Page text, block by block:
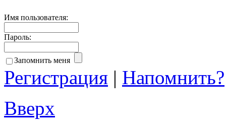
Имя пользователя:
Пароль:
Запомнить меня
Регистрация | Напомнить?
Вверх